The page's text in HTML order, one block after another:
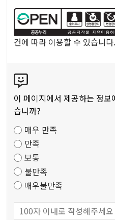
공
리
공
저
작
물
건에 따라 이용할 수 있습니다.
텐
츠
만
도
조
사
이 페이지에서 제공하는 정
습니까?
매우 만족
만족
보통
불만족
매우불만족